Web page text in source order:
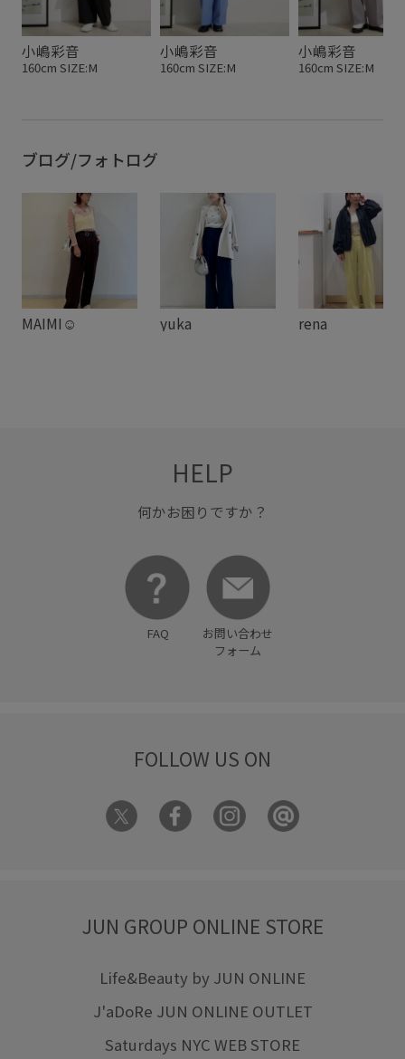
ジャケット ストレートシルエット
スラックス セットアップ センタープレス タック
ポリエステル リボンデザイン
ワイドシルエット ワインレッド 低身長向けサイズあり
合わせやすい 夏の機能素材アイテム 後ろがゴム
接触冷感 清涼感 美easy 美easy_pants
美easyスタイル 骨格ナチュラル
小嶋彩音
160cm SIZE:M
小嶋彩音
160cm SIZE:M
小嶋彩音
160cm SIZE:M
ブログ/フォトログ
MAIMI☺︎ yuka rena
HELP
何かお困りですか？
FAQ
お問い合わせ
フォーム
FOLLOW US ON
JUN GROUP ONLINE STORE
Life&Beauty by JUN ONLINE
J'aDoRe JUN ONLINE OUTLET
Saturdays NYC WEB STORE